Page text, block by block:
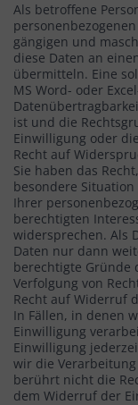
Als betroffene
gängigen und
diese Daten an
übermitteln. Eine
MS Word- oder
ist und die
Einwilligung oder
Recht auf
Sie haben das
besondere
Ihrer
berechtigten
widersprechen. Als
Daten nur dann
berechtigte Gründe
Verfolgung von
Recht auf Widerruf
In Fällen, in denen
Einwilligung
Einwilligung
wir die
berührt nicht die
dem Widerruf der